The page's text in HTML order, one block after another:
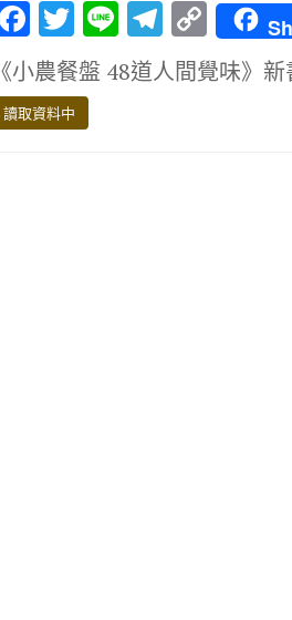
F
ac
e
b
T
w
it
te
Li
n
e
T
el
e
C
o
p
《小農餐盤 48道人間覺味》
讀取資料中